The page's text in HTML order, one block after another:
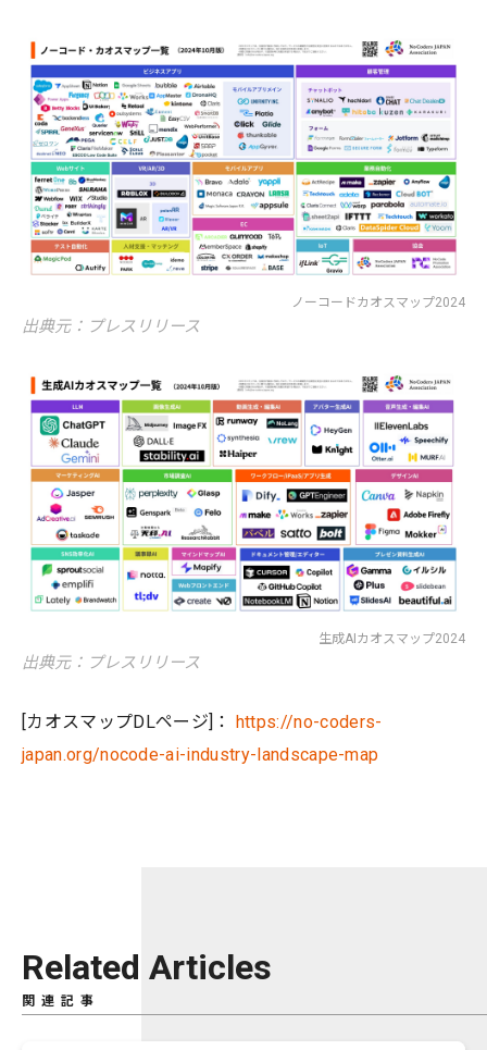
ノーコードカオスマップ2024
出典元：プレスリリース
生成AIカオスマップ2024
出典元：プレスリリース
[カオスマップDLページ]： https://no-coders-
japan.org/nocode-ai-industry-landscape-map
Related Articles
関連記事